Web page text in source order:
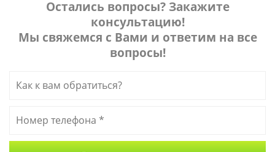
Остались вопросы? Закажите
консультацию!
Мы свяжемся с Вами и ответим на все
вопросы!